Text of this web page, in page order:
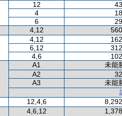
12
4
6
4,12
4,12
6,12
4,6
A1
未能
A2
A3
未能
12,4,6
4,6,12